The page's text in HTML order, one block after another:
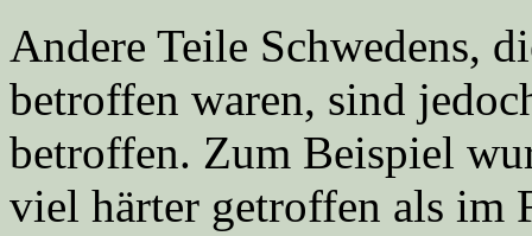
Andere Teile Schwedens,
betroffen waren, sind
betroffen. Zum Beispiel
viel härter getroffen als im